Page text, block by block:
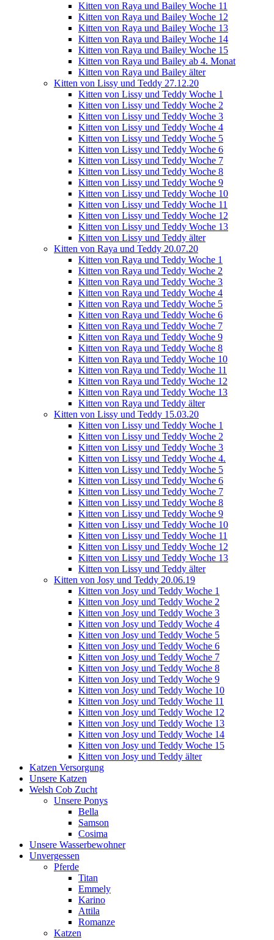
Kitten von Raya und Bailey Woche 11
Kitten von Raya und Bailey Woche 12
Kitten von Raya und Bailey Woche 13
Kitten von Raya und Bailey Woche 14
Kitten von Raya und Bailey Woche 15
Kitten von Raya und Bailey ab 4. Monat
Kitten von Raya und Bailey älter
Kitten von Lissy und Teddy 27.12.20
Kitten von Lissy und Teddy Woche 1
Kitten von Lissy und Teddy Woche 2
Kitten von Lissy und Teddy Woche 3
Kitten von Lissy und Teddy Woche 4
Kitten von Lissy und Teddy Woche 5
Kitten von Lissy und Teddy Woche 6
Kitten von Lissy und Teddy Woche 7
Kitten von Lissy und Teddy Woche 8
Kitten von Lissy und Teddy Woche 9
Kitten von Lissy und Teddy Woche 10
Kitten von Lissy und Teddy Woche 11
Kitten von Lissy und Teddy Woche 12
Kitten von Lissy und Teddy Woche 13
Kitten von Lissy und Teddy älter
Kitten von Raya und Teddy 20.07.20
Kitten von Raya und Teddy Woche 1
Kitten von Raya und Teddy Woche 2
Kitten von Raya und Teddy Woche 3
Kitten von Raya und Teddy Woche 4
Kitten von Raya und Teddy Woche 5
Kitten von Raya und Teddy Woche 6
Kitten von Raya und Teddy Woche 7
Kitten von Raya und Teddy Woche 9
Kitten von Raya und Teddy Woche 8
Kitten von Raya und Teddy Woche 10
Kitten von Raya und Teddy Woche 11
Kitten von Raya und Teddy Woche 12
Kitten von Raya und Teddy Woche 13
Kitten von Raya und Teddy älter
Kitten von Lissy und Teddy 15.03.20
Kitten von Lissy und Teddy Woche 1
Kitten von Lissy und Teddy Woche 2
Kitten von Lissy und Teddy Woche 3
Kitten von Lissy und Teddy Woche 4.
Kitten von Lissy und Teddy Woche 5
Kitten von Lissy und Teddy Woche 6
Kitten von Lissy und Teddy Woche 7
Kitten von Lissy und Teddy Woche 8
Kitten von Lissy und Teddy Woche 9
Kitten von Lissy und Teddy Woche 10
Kitten von Lissy und Teddy Woche 11
Kitten von Lissy und Teddy Woche 12
Kitten von Lissy und Teddy Woche 13
Kitten von Lissy und Teddy älter
Kitten von Josy und Teddy 20.06.19
Kitten von Josy und Teddy Woche 1
Kitten von Josy und Teddy Woche 2
Kitten von Josy und Teddy Woche 3
Kitten von Josy und Teddy Woche 4
Kitten von Josy und Teddy Woche 5
Kitten von Josy und Teddy Woche 6
Kitten von Josy und Teddy Woche 7
Kitten von Josy und Teddy Woche 8
Kitten von Josy und Teddy Woche 9
Kitten von Josy und Teddy Woche 10
Kitten von Josy und Teddy Woche 11
Kitten von Josy und Teddy Woche 12
Kitten von Josy und Teddy Woche 13
Kitten von Josy und Teddy Woche 14
Kitten von Josy und Teddy Woche 15
Kitten von Josy und Teddy älter
Katzen Versorgung
Unsere Katzen
Welsh Cob Zucht
Unsere Ponys
Bella
Samson
Cosima
Unsere Wasserbewohner
Unvergessen
Pferde
Titan
Emmely
Karino
Attila
Romanze
Katzen